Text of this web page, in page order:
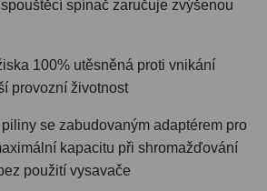
spínač zaručuje zvýšenou
100% utěsněná proti vnikání
provozní životnost
se zabudovaným adaptérem pro
kapacitu při shromažďování
použití vysavače